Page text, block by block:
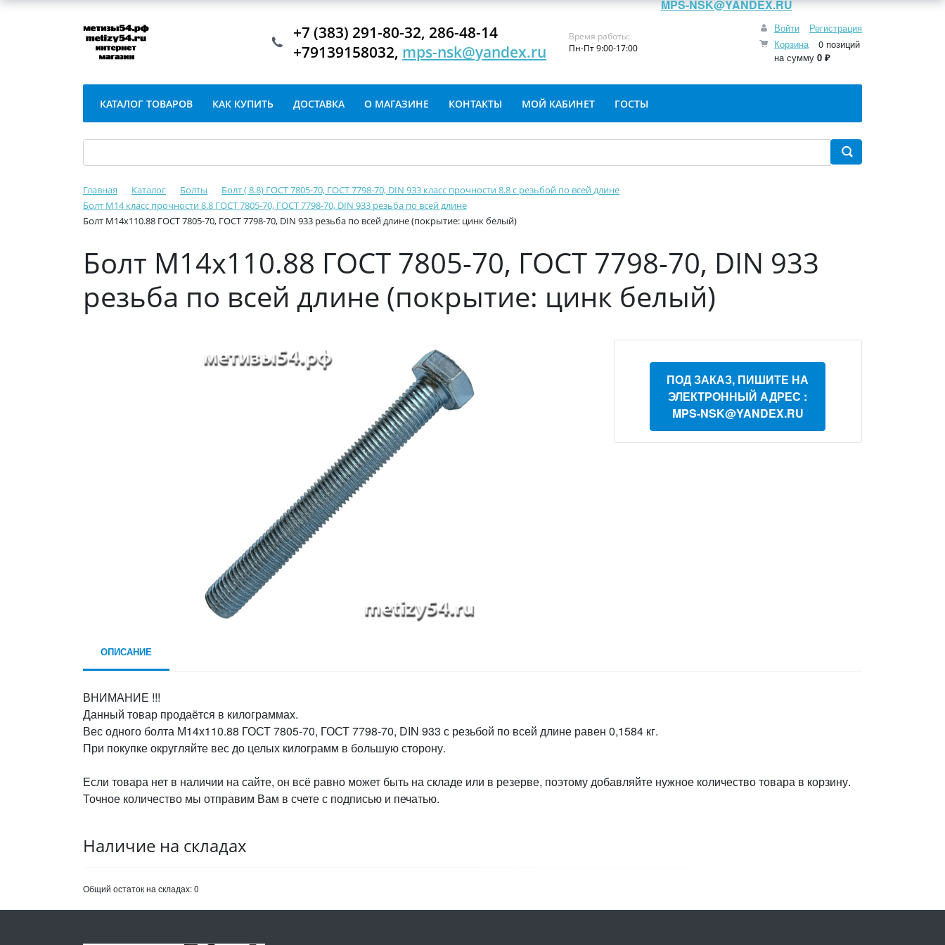
Войти
Регистрация
Корзина
0 позиций
на сумму 0 ₽
+7 (383) 291-80-32, 286-48-14
+79139158032, mps-nsk@yandex.ru
Время работы:
Пн-Пт 9:00-17:00
КАТАЛОГ ТОВАРОВ КАК КУПИТЬ ДОСТАВКА О МАГАЗИНЕ КОНТАКТЫ МОЙ КАБИНЕТ ГОСТЫ
Главная Каталог Болты
Болт ( 8.8) ГОСТ 7805-70, ГОСТ 7798-70, DIN 933 класс прочности 8.8 с резьбой по всей длине
Болт М14 класс прочности 8.8 ГОСТ 7805-70, ГОСТ 7798-70, DIN 933 резьба по всей длине
Болт М14х110.88 ГОСТ 7805-70, ГОСТ 7798-70, DIN 933 резьба по всей длине (покрытие: цинк белый)
Болт М14х110.88 ГОСТ 7805-70, ГОСТ 7798-70, DIN 933
резьба по всей длине (покрытие: цинк белый)
ПОД ЗАКАЗ, ПИШИТЕ НА
ЭЛЕКТРОННЫЙ АДРЕС :
MPS-NSK@YANDEX.RU
ОПИСАНИЕ
ВНИМАНИЕ !!!
Данный товар продаётся в килограммах.
Вес одного болта М14х110.88 ГОСТ 7805-70, ГОСТ 7798-70, DIN 933 с резьбой по всей длине равен 0,1584 кг.
При покупке округляйте вес до целых килограмм в большую сторону.
Если товара нет в наличии на сайте, он всё равно может быть на складе или в резерве, поэтому добавляйте нужное количество товара в корзину.
Точное количество мы отправим Вам в счете с подписью и печатью.
MPS-NSK@YANDEX.RU
Наличие на складах
Общий остаток на складах:0